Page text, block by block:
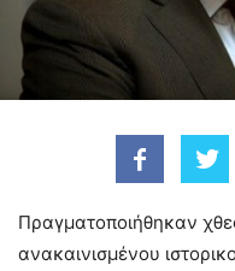
Πραγματοποιήθηκαν
ανακαινισμένου